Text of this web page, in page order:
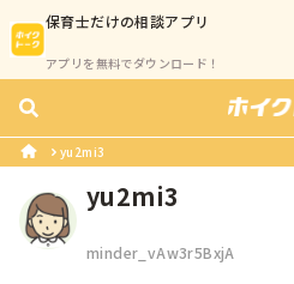
保育士だけの相談アプリ
アプリを無料でダウンロード！
yu2mi3
yu2mi3
minder_vAw3r5BxjA